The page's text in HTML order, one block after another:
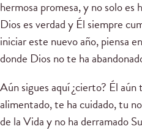
hermosa promesa, y no solo es
Dios es verdad y Él siempre
iniciar este nuevo año, piensa
donde Dios no te ha
Aún sigues aquí ¿cierto? Él
alimentado, te ha cuidado, tu
de la Vida y no ha derramado